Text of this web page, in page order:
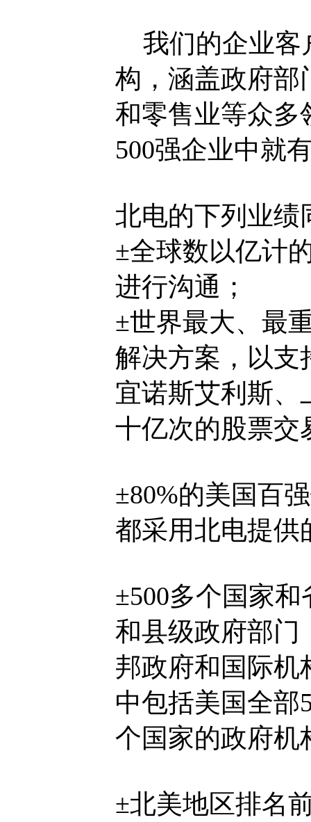
我们的企业客
构，涵盖政府部
和零售业等众多
500强企业中就
北电的下列业绩
±全球数以亿计
进行沟通；
±世界最大、最
解决方案，以支
宜诺斯艾利斯、
十亿次的股票交
±80%的美国百
都采用北电提供
±500多个国家
和县级政府部门
邦政府和国际机
中包括美国全部
个国家的政府机
±北美地区排名